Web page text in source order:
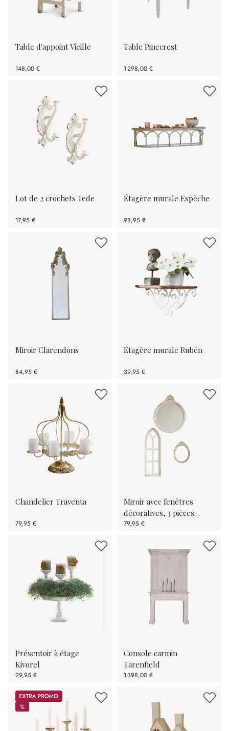
Table d'appoint Vieille
148,00 €
Table Pinecrest
1 298,00 €
Lot de 2 crochets Tede
17,95 €
Étagère murale Espèche
98,95 €
Miroir Clarendons
84,95 €
Étagère murale Rubén
39,95 €
Chandelier Traventa
79,95 €
Miroir avec fenêtres
décoratives, 3 pièces
Morilev
79,95 €
Présentoir à étage
Kivorel
29,95 €
Console carmin
Tarenfield
1 398,00 €
Promos
%
%